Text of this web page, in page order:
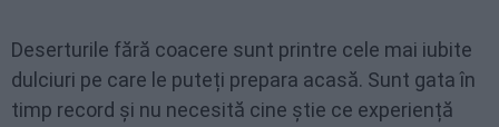
Deserturile fără coacere sunt printre cele mai iubite
dulciuri pe care le puteți prepara acasă. Sunt gata în
timp record și nu necesită cine știe ce experiență